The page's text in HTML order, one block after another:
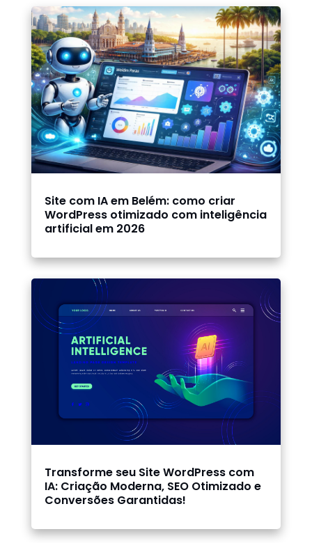
Site com IA em Belém: como criar
WordPress otimizado com inteligência
artificial em 2026
Transforme seu Site WordPress com
IA: Criação Moderna, SEO Otimizado e
Conversões Garantidas!